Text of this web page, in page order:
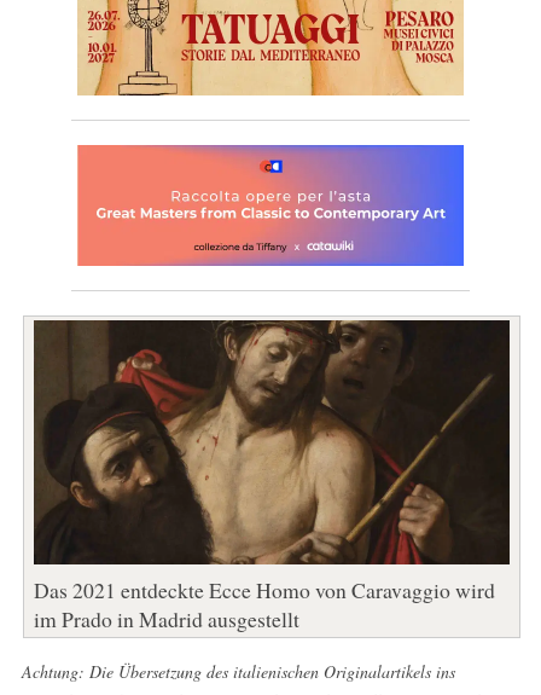
Das 2021 entdeckte Ecce Homo von Caravaggio wird
im Prado in Madrid ausgestellt
Achtung: Die Übersetzung des italienischen Originalartikels ins